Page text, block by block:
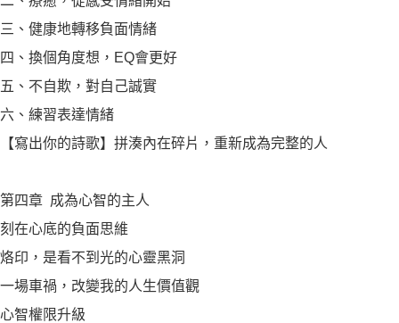
三、健康地轉移負面情緒
四、換個角度想，EQ會更好
五、不自欺，對自己誠實
六、練習表達情緒
【寫出你的詩歌】拼湊內在碎片，重新成為完整的人
第四章 成為心智的主人
刻在心底的負面思維
烙印，是看不到光的心靈黑洞
一場車禍，改變我的人生價值觀
心智權限升級